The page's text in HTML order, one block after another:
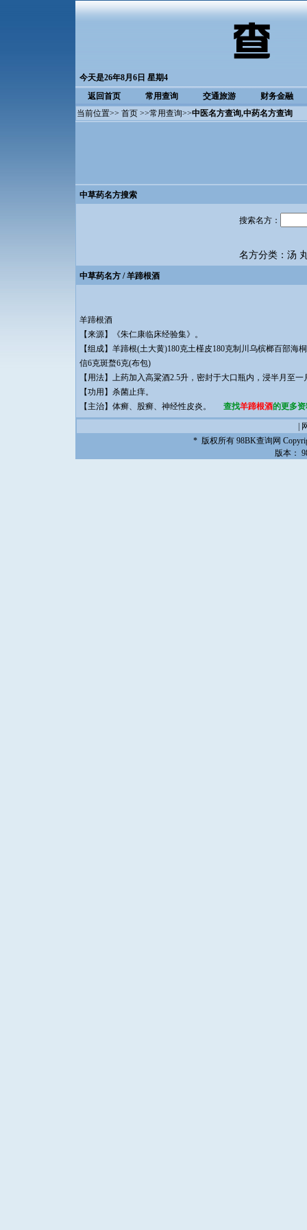
今天是26年8月6日 星期4
返回首页
常用查询 交通旅游
财务金融
当前位置>> 首页 >>常用查询>>中医名方查询,中药名方查询
中草药名方搜索
搜索名方：
名方分类： 汤
中草药名方 / 羊蹄根酒
羊蹄根酒
【来源】《朱仁康临床经验集》。
【组成】羊蹄根(土大黄)180克土槿皮180克制川乌槟榔百部
信6克斑蝥6克(布包)
【用法】上药加入高粱酒2.5升，密封于大口瓶内，浸半月至
【功用】杀菌止痒。
【主治】体癣、股癣、神经性皮炎。
查找羊蹄根酒的更多资
* 版权所有 98BK查询网
版本：